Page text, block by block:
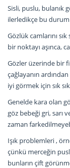
Sisli, puslu, bulanık
ilerledikçe bu
Gözlük camlarını
bir noktayı aşınca,
Gözler üzerinde bir
çağlayanın
iyi görmek için sık
Genelde kara olan
göz bebeği gri, sarı
zaman
Işık problemleri ,
çünkü merceğin puslu
bunların çift